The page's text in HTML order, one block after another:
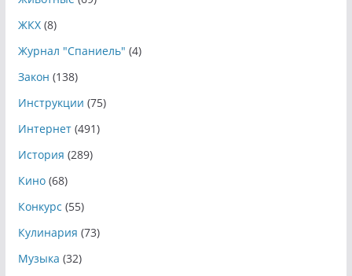
ЖКХ(8)
Журнал "Спаниель" (4)
Закон (138)
Инструкции (75)
Интернет(491)
История (289)
Кино(68)
Конкурс (55)
Кулинария (73)
Музыка (32)